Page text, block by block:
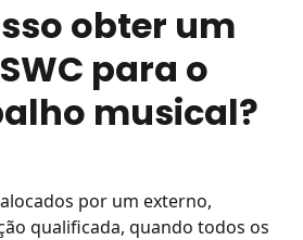
obter um
para o
musical?
por um externo,
qualificada, quando todos os